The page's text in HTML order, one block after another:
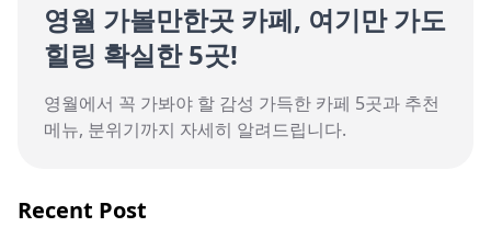
영월 가볼만한곳 카페, 여기만 가도
힐링 확실한 5곳!
영월에서 꼭 가봐야 할 감성 가득한 카페 5곳과 추천
메뉴, 분위기까지 자세히 알려드립니다.
Recent Post